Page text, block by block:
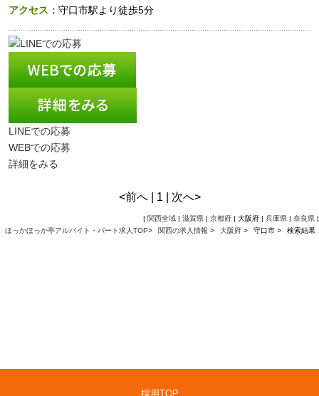
アクセス： 守口市駅より徒歩5分
LINEでの応募
WEBでの応募
詳細をみる
<前へ | 1 | 次へ>
| 関西全域 | 滋賀県 | 京都府 | 大阪府 | 兵庫県 | 奈良県 |
ほっかほっか亭アルバイト・パート求人TOP> 関西の求人情報 > 大阪府 > 守口市 > 検索結果
採用TOP